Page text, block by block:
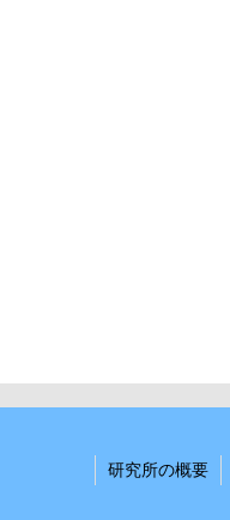
研究所の概要